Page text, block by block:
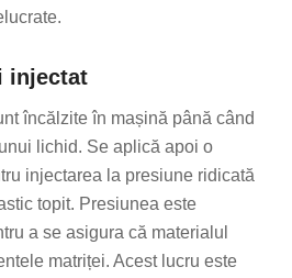
injectat
încălzite în mașină până când
lichid. Se aplică apoi o
injectarea la presiune ridicată
topit. Presiunea este
a se asigura că materialul
matriței. Acest lucru este